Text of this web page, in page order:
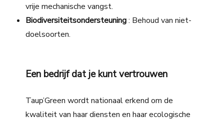
vrije mechanische vangst.
Biodiversiteitsondersteuning: Behoud van niet-
doelsoorten.
Een bedrijf dat je kunt vertrouwen
Taup’Green wordt nationaal erkend om de
kwaliteit van haar diensten en haar ecologische